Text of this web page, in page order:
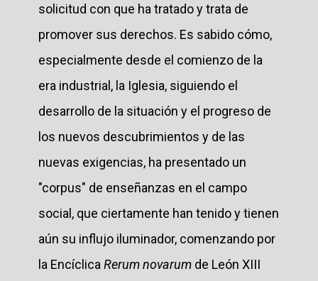
solicitud con que ha tratado y trata de
promover sus derechos. Es sabido cómo,
especialmente desde el comienzo de la
era industrial, la Iglesia, siguiendo el
desarrollo de la situación y el progreso de
los nuevos descubrimientos y de las
nuevas exigencias, ha presentado un
"corpus" de enseñanzas en el campo
social, que ciertamente han tenido y tienen
aún su influjo iluminador, comenzando por
la Encíclica Rerum novarum de León XIII